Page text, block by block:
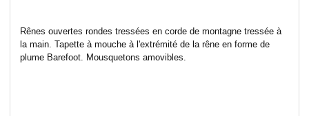
Rênes ouvertes rondes tressées en corde de montagne tressée à
la main. Tapette à mouche à l'extrémité de la rêne en forme de
plume Barefoot. Mousquetons amovibles.